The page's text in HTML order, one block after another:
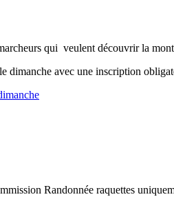
qui veulent découvrir la
dimanche avec une inscription
Randonnée raquettes